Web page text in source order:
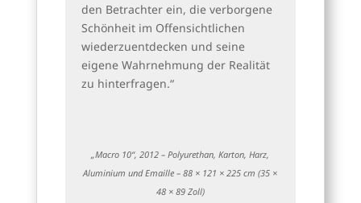
den Betrachter ein, die verborgene
Schönheit im Offensichtlichen
wiederzuentdecken und seine
eigene Wahrnehmung der Realität
zu hinterfragen.“
„Macro 10“, 2012 – Polyurethan, Karton, Harz,
Aluminium und Emaille – 88 × 121 × 225 cm (35 ×
48 × 89 Zoll)